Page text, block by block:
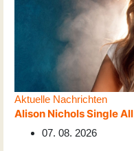
Aktuelle Nachrichten
Alison Nichols Single
07. 08. 2026